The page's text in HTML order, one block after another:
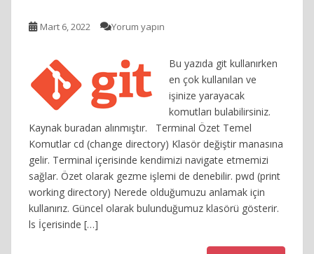
Mart 6, 2022 Yorum yapın
Bu yazıda git kullanırken
en çok kullanılan ve
işinize yarayacak
komutları bulabilirsiniz.
Kaynak buradan alınmıştır. Terminal Özet Temel
Komutlar cd (change directory) Klasör değiştir manasına
gelir. Terminal içerisinde kendimizi navigate etmemizi
sağlar. Özet olarak gezme işlemi de denebilir. pwd (print
working directory) Nerede olduğumuzu anlamak için
kullanırız. Güncel olarak bulunduğumuz klasörü gösterir.
ls İçerisinde […]